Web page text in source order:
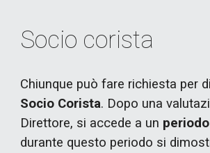
Socio corista
Chiunque può fare richiesta per
Socio Corista. Dopo una
Direttore, si accede a un
durante questo periodo si